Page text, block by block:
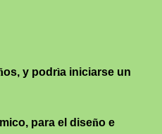
os, y podrìa iniciarse un
mico, para el diseño e